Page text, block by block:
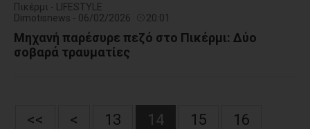
Πικέρμι - LIFESTYLE
Dimotisnews - 06/02/2026
20:01
Μηχανή παρέσυρε πεζό στο Πικέρμι: Δύο
σοβαρά τραυματίες
<< < 13 14 15
16